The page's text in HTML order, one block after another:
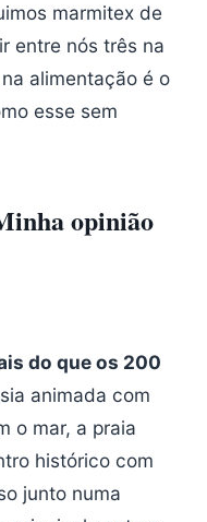
marmitex de
entre nós três na
alimentação é o
esse sem
opinião
do que os 200
animada com
o mar, a praia
histórico com
junto numa